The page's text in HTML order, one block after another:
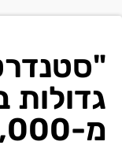
גדולות
מ-₪4,190,000 בלבד